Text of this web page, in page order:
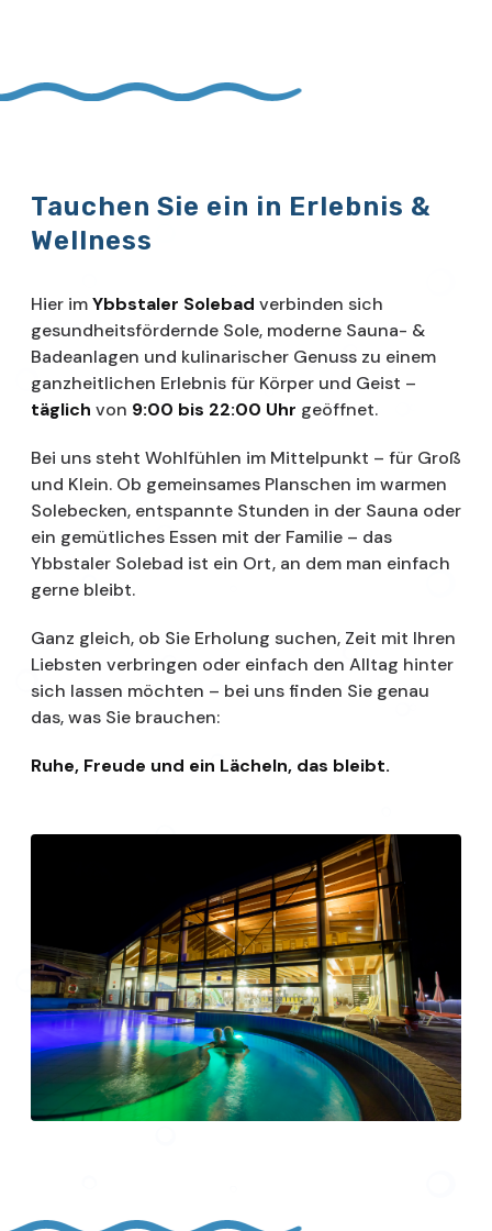
Tauchen Sie ein in Erlebnis &
Wellness
Hier imYbbstaler Solebad verbinden sich
gesundheitsfördernde Sole, moderne Sauna- &
Badeanlagen und kulinarischer Genuss zu einem
ganzheitlichen Erlebnis für Körper und Geist –
täglich von 9:00 bis 22:00 Uhr geöffnet.
Bei uns steht Wohlfühlen im Mittelpunkt – für Groß
und Klein. Ob gemeinsames Planschen im warmen
Solebecken, entspannte Stunden in der Sauna oder
ein gemütliches Essen mit der Familie – das
Ybbstaler Solebad ist ein Ort, an dem man einfach
gerne bleibt.
Ganz gleich, ob Sie Erholung suchen, Zeit mit Ihren
Liebsten verbringen oder einfach den Alltag hinter
sich lassen möchten – bei uns finden Sie genau
das, was Sie brauchen:
Ruhe, Freude und ein Lächeln, das bleibt.